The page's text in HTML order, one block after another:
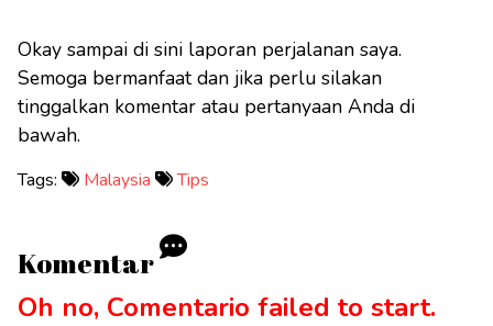
Okay sampai di sini laporan perjalanan saya.
Semoga bermanfaat dan jika perlu silakan
tinggalkan komentar atau pertanyaan Anda di
bawah.
Tags: Malaysia Tips
Komentar
Oh no, Comentario failed to start.